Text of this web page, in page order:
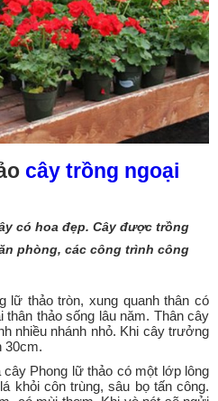
cây trồng ngoại
có hoa đẹp. Cây được trồng
phòng, các công trình công
lữ thảo tròn, xung quanh thân có
thân thảo sống lâu năm. Thân cây
nhiều nhánh nhỏ. Khi cây trưởng
30cm.
cây Phong lữ thảo có một lớp lông
khỏi côn trùng, sâu bọ tấn công.